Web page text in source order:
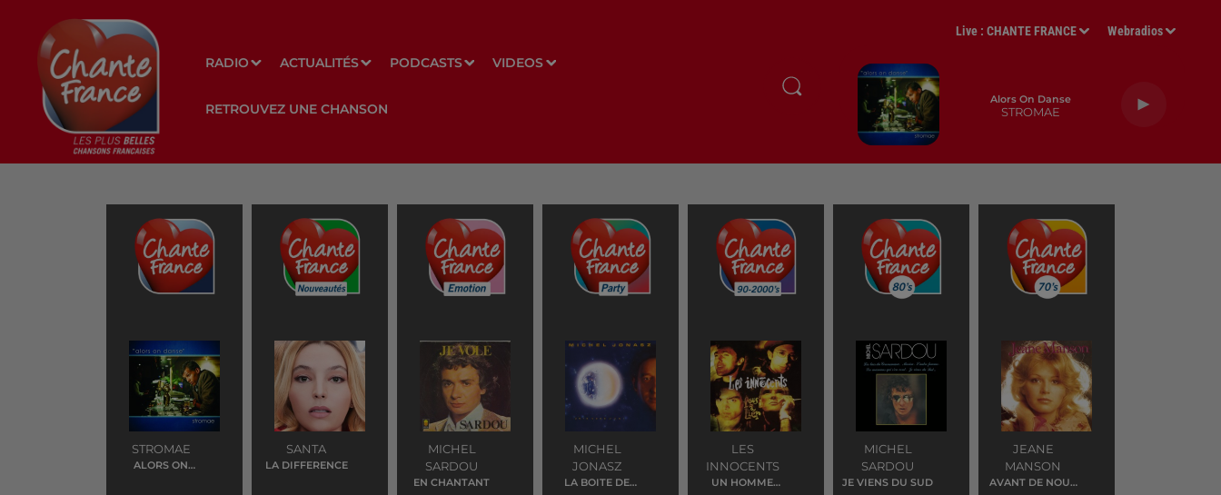
RADIO ACTUALITÉS PODCASTS VIDEOS
RETROUVEZ UNE CHANSON
Live :CHANTE FRANCE Webradios
Alors On Danse
STROMAE
STROMAE
ALORS ON
SANTA
LA DIFFERENCE
MICHEL
SARDOU
EN CHANTANT
MICHEL
JONASZ
LA BOITE DE
LES
INNOCENTS
UN HOMME
MICHEL
SARDOU
JE VIENS DU SUD
JEANE
MANSON
AVANT DE NOUS